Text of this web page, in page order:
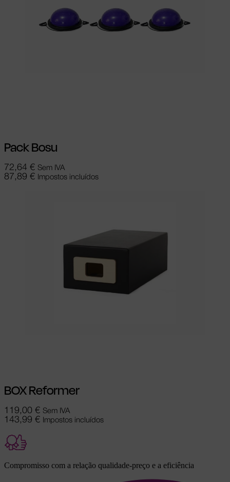
Pack Bosu
72,64 € Sem IVA
87,89 € Impostos incluídos
BOX Reformer
119,00 € Sem IVA
143,99 € Impostos incluídos
Compromisso com a relação qualidade-preço e a eficiência